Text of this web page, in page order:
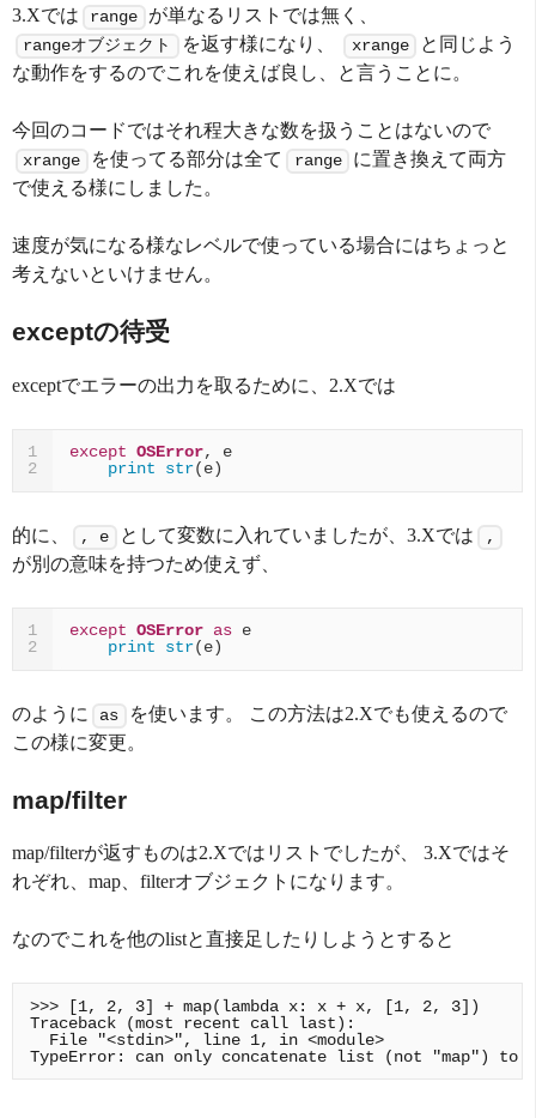
3.Xでは range が単なるリストでは無く、
rangeオブジェクト を返す様になり、 xrange
と同じよう
な動作をするのでこれを使えば良し、と言うことに。
今回のコードではそれ程大きな数を扱うことはないので
xrange を使ってる部分は全て range
に置き換えて両方
で使える様にしました。
速度が気になる様なレベルで使っている場合にはちょっと
考えないといけません。
exceptの待受
exceptでエラーの出力を取るために、2.Xでは
1
2
except OSError,
e
print
str(e)
的に、 , e として変数に入れていましたが、3.Xでは ,
が別の意味を持つため使えず、
1
2
except OSError as e
print
str(e)
のように as
を使います。 この方法は2.Xでも使えるので
この様に変更。
map/filter
map/filterが返すものは2.Xではリストでしたが、 3.Xではそ
れぞれ、map、filterオブジェクトになります。
なのでこれを他のlistと直接足したりしようとすると
>>> [1, 2, 3] + map(lambda x: x + x, [1, 2, 3])
Traceback (most recent call last):
  File "<stdin>", line 1, in <module>